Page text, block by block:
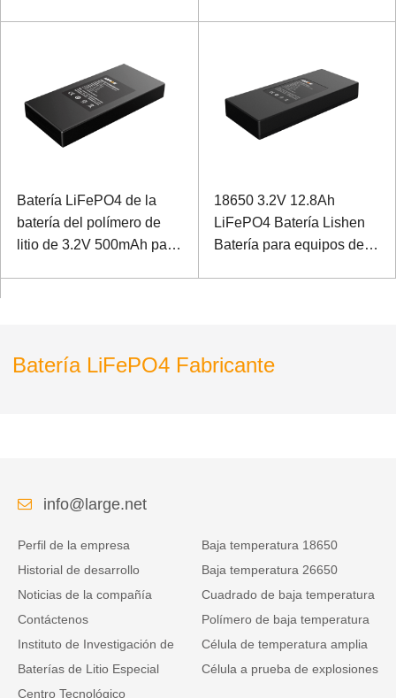
Batería LiFePO4 de la
batería del polímero de
litio de 3.2V 500mAh para
18650 3.2V 12.8Ah
LiFePO4 Batería Lishen
Batería para equipos de
Batería LiFePO4 Fabricante
info@large.net
Perfil de la empresa
Historial de desarrollo
Noticias de la compañía
Contáctenos
Instituto de Investigación de
Baterías de Litio Especial
Centro Tecnológico
Baja temperatura 18650
Baja temperatura 26650
Cuadrado de baja temperatura
Polímero de baja temperatura
Célula de temperatura amplia
Célula a prueba de explosiones